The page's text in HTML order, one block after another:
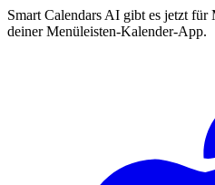
Smart Calendars AI gibt es jetzt
deiner Menüleisten-Kalender-App.